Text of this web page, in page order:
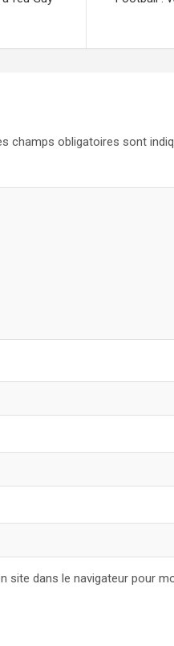
champs obligatoires sont
site dans le navigateur pour